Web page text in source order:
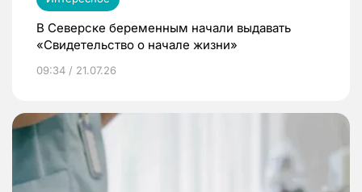
В Северске беременным начали выдавать
«Свидетельство о начале жизни»
09:34 / 21.07.26